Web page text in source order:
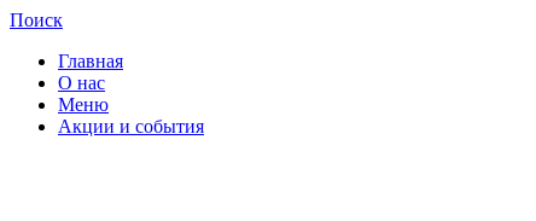
Поиск
Главная
О нас
Меню
Акции и события